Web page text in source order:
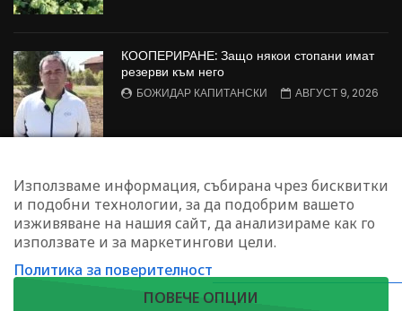
КООПЕРИРАНЕ: Защо някои стопани имат
резерви към него
БОЖИДАР КАПИТАНСКИ АВГУСТ 9, 2026
Агрофорум: Консервационно земеделие,
пазарен натиск върху
зеленчукопроизводителите и борба с
черната златка
АГРО ТВ АВГУСТ 9, 2026
Използваме информация, събирана чрез бисквитки
и подобни технологии, за да подобрим вашето
изживяване на нашия сайт, да анализираме как го
използвате и за маркетингови цели.
Политика за поверителност
ПОВЕЧЕ ОПЦИИ
ЗАПИШЕТЕ СЕ ЗА НАШИЯ БЮЛЕТИН